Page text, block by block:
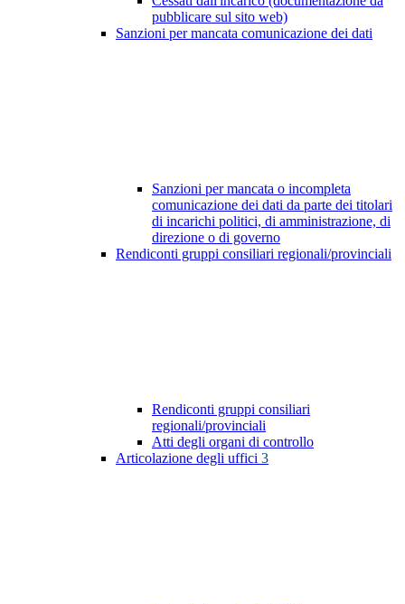
pubblicare sul sito web)
Sanzioni per mancata comunicazione dei dati
Sanzioni per mancata o incompleta
comunicazione dei dati da parte dei titolari
di incarichi politici, di amministrazione, di
direzione o di governo
Rendiconti gruppi consiliari regionali/provinciali
Rendiconti gruppi consiliari
regionali/provinciali
Atti degli organi di controllo
Articolazione degli uffici 3